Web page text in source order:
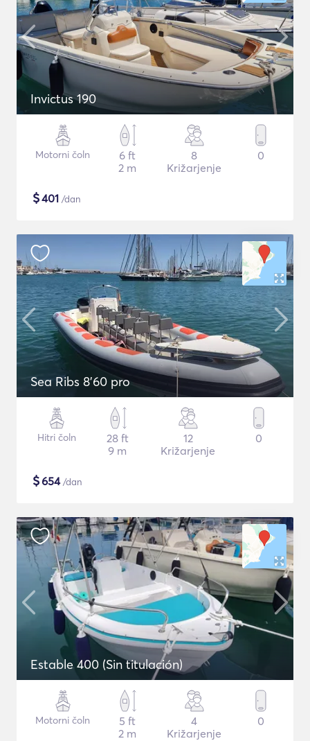
Invictus 190
Motorni čoln
6 ft
2 m
8
Križarjenje
0
$401 /dan
Sea Ribs 8'60 pro
Hitri čoln
28 ft
9 m
12
Križarjenje
0
$654/dan
Estable 400 (Sin titulación)
Motorni čoln
5 ft
2 m
4
Križarjenje
0